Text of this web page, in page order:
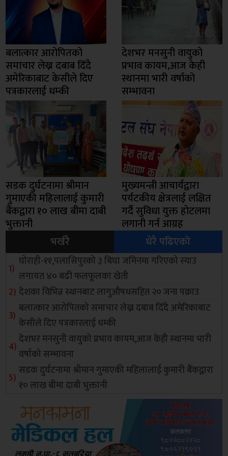
बलात्कार आरोपितको
समाचार लेख्न दबाब दिँदै
अमेरिकाबाट केसीले दिए
पत्रकारलाई धम्की
देशभर मनसुनी वायुको
प्रभाव कायम,आज केही
स्थानमा भारी वर्षाको
सम्भावना
सडक दुर्घटनामा श्रीमान
गुमाएकी महिलालाई कुमारी
बैंकद्वारा १० लाख बीमा दाबी
भुक्तानी
मुख्यमन्त्री आचार्यद्वारा
पर्यटकीय क्षेत्रलाई लक्षित
गर्दै सुविधा युक्त होटलमा
लगानी गर्न आग्रह
भर्खरै
धेरै पढिएको
घोराही-११,पलासिपुरको ३ बिघा जमिनमा गरिएको स्याउ
लगायत ४० बढी फलफूलका खेती
देशका विभिन्न स्थानबाट लागुऔषधसहित २० जना पक्राउ
बलात्कार आरोपितको समाचार लेख्न दबाब दिँदै अमेरिकाबाट
केसीले दिए पत्रकारलाई धम्की
देशभर मनसुनी वायुको प्रभाव कायम,आज केही स्थानमा भारी
वर्षाको सम्भावना
सडक दुर्घटनामा श्रीमान गुमाएकी महिलालाई कुमारी बैंकद्वारा
१० लाख बीमा दाबी भुक्तानी